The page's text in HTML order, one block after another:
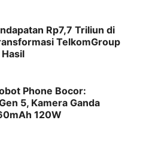
Rp7,7 Triliun di
TelkomGroup
Phone Bocor:
5, Kamera Ganda
120W